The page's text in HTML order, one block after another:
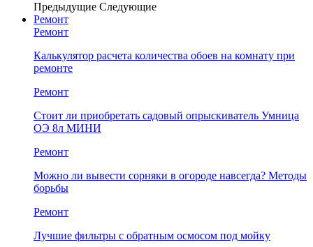
Предыдущие Следующие
Ремонт
Ремонт
Калькулятор расчета количества обоев на комнату при
ремонте
Ремонт
Стоит ли приобретать садовый опрыскиватель Умница
ОЭ 8л МИНИ
Ремонт
Можно ли вывести сорняки в огороде навсегда? Методы
борьбы
Ремонт
Лучшие фильтры с обратным осмосом под мойку